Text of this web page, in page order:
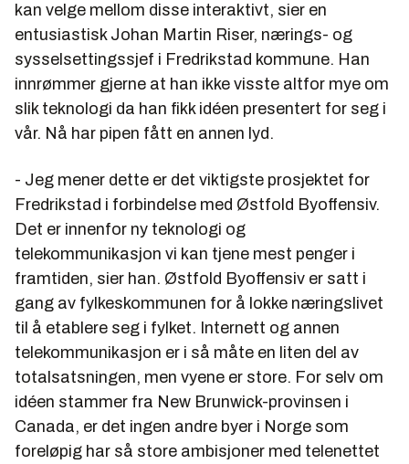
kan velge mellom disse interaktivt, sier en
entusiastisk Johan Martin Riser, nærings- og
sysselsettingssjef i Fredrikstad kommune. Han
innrømmer gjerne at han ikke visste altfor mye om
slik teknologi da han fikk idéen presentert for seg i
vår. Nå har pipen fått en annen lyd.
- Jeg mener dette er det viktigste prosjektet for
Fredrikstad i forbindelse med Østfold Byoffensiv.
Det er innenfor ny teknologi og
telekommunikasjon vi kan tjene mest penger i
framtiden, sier han. Østfold Byoffensiv er satt i
gang av fylkeskommunen for å lokke næringslivet
til å etablere seg i fylket. Internett og annen
telekommunikasjon er i så måte en liten del av
totalsatsningen, men vyene er store. For selv om
idéen stammer fra New Brunwick-provinsen i
Canada, er det ingen andre byer i Norge som
foreløpig har så store ambisjoner med telenettet